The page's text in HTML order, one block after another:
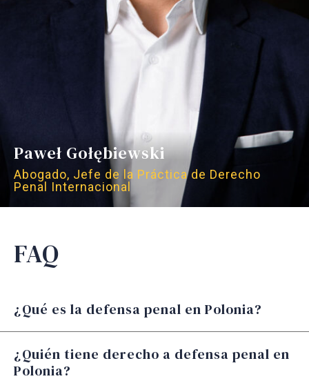
judicial y criminalidad transfronteriza);
Tribunal Europeo de Derechos Humanos.
Paweł Gołębiewski
Abogado, Jefe de la Práctica de Derecho
Penal Internacional
FAQ
¿Qué es la defensa penal en Polonia?
¿Quién tiene derecho a defensa penal en
Polonia?